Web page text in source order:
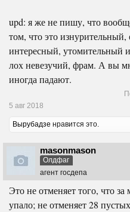
upd: я же не пишу, что
том, что это
интересный, утомительный
лох невезучий, фрам. А вы
иногда падают.
5 авг 2018
Вырубадзе нравится это.
masonmason
Олдфаг
агент госдепа
Это не отменяет того, что
упало; не отменяет 28